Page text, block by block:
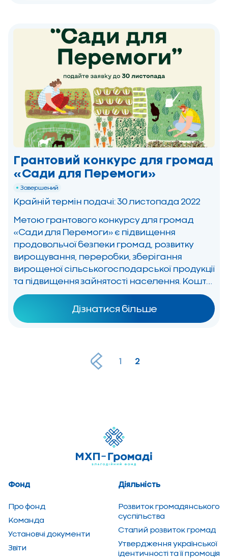
Грантовий конкурс для громад
«Сади для Перемоги»
Завершений
Крайній термін подачі: 30 листопада 2022
Метою грантового конкурсу для громад
«Сади для Перемоги» є підвищення
продовольчої безпеки громад, розвитку
вирощування, переробки, зберігання
вирощеної сільськогосподарської продукції
та підвищення зайнятості населення. Кошти
гранту громади зможуть використати на
техніку для обробки землі, на необхідні
засоби для вирощування, зберігання і
та інші заходи, що сприяють підвищенню
продовольчої безпеки. […]
Дізнатися більше
1 2
Фонд
Про фонд
Команда
Установчі документи
Звіти
Діяльність
Розвиток грома­дянсь­кого
суспільства
Сталий розвиток громад
Утвердження української
ідентичності та її промоція